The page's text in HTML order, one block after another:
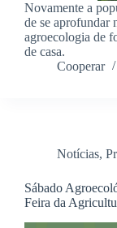
Novamente a
de se aprofundar
agroecologia de
de casa.
Cooperar
Notícias,
Sábado
Feira da